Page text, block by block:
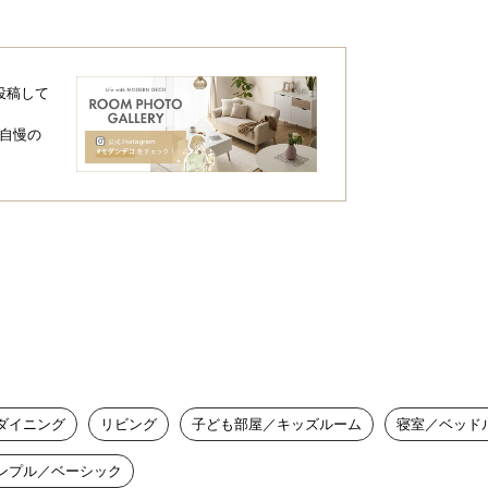
稿して
慢の
イニング リビング 子ども部屋／キッズルーム 寝室／ベッド
プル／ベーシック